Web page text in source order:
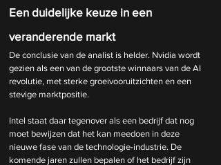
Een duidelijke keuze in een
veranderende markt
De conclusie van de analist is helder. Nvidia wordt
gezien als een van de grootste winnaars van de AI
revolutie, met sterke groeivooruitzichten en een
stevige marktpositie.
Intel staat daar tegenover als een bedrijf dat nog
moet bewijzen dat het kan meedoen in deze
nieuwe fase van de technologie-industrie. De
komende jaren zullen bepalen of het bedrijf zijn